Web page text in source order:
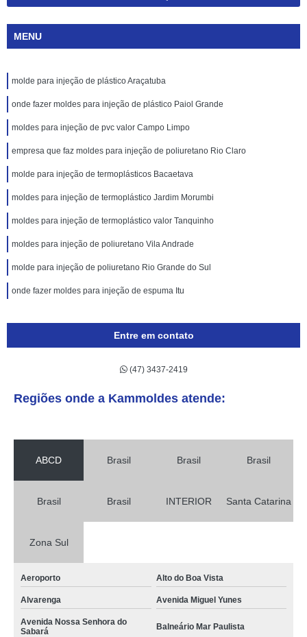
MENU
molde para injeção de plástico Araçatuba
onde fazer moldes para injeção de plástico Paiol Grande
moldes para injeção de pvc valor Campo Limpo
empresa que faz moldes para injeção de poliuretano Rio Claro
molde para injeção de termoplásticos Bacaetava
moldes para injeção de termoplástico Jardim Morumbi
moldes para injeção de termoplástico valor Tanquinho
moldes para injeção de poliuretano Vila Andrade
molde para injeção de poliuretano Rio Grande do Sul
onde fazer moldes para injeção de espuma Itu
Entre em contato
(47) 3437-2419
Regiões onde a Kammoldes atende:
ABCD Brasil Brasil Brasil
Brasil Brasil INTERIOR Santa Catarina
Zona Sul
Aeroporto Alto do Boa Vista
Alvarenga Avenida Miguel Yunes
Avenida Nossa Senhora do
Sabará
Balneário Mar Paulista